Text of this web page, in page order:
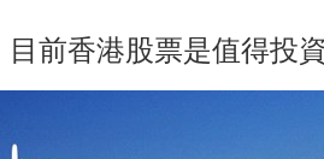
目前香港股票是值得投資